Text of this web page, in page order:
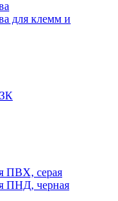
для клемм и
ПВХ, серая
ПНД, черная